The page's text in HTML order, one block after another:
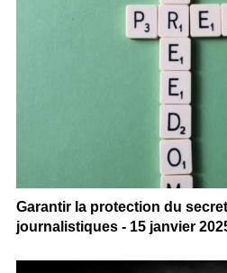
Garantir la protection du
journalistiques - 15 janvier